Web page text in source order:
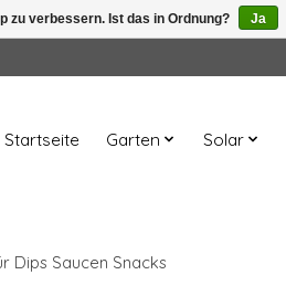
Startseite Garten Solar
Dips Saucen Snacks
zu verbessern. Ist das in Ordnung? Ja